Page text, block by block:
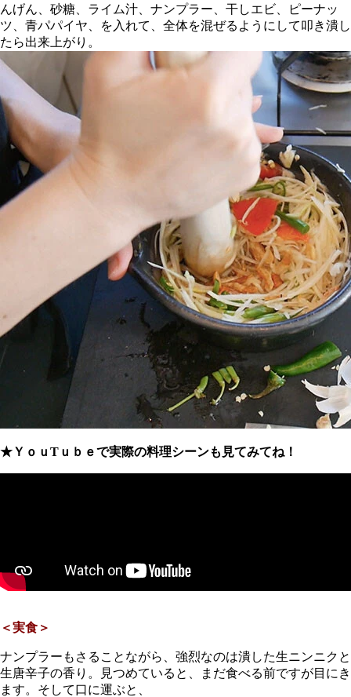
んげん、砂糖、ライム汁、ナンプラー、干しエビ、ピーナッ
ツ、青パパイヤ、を入れて、全体を混ぜるようにして叩き潰し
たら出来上がり。
★ＹｏｕTｕｂｅで実際の料理シーンも見てみてね！
＜実食＞
ナンプラーもさることながら、強烈なのは潰した生ニンニクと
生唐辛子の香り。見つめていると、まだ食べる前ですが目にき
ます。そして口に運ぶと、